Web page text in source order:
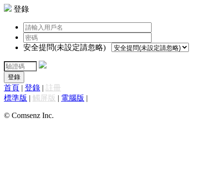
登錄
安全提問(未設定請忽略)
登錄
首頁 | 登錄 | 註冊
標準版 | 觸屏版 | 電腦版 |
© Comsenz Inc.